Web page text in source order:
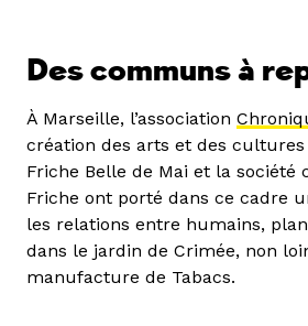
Des communs à
À Marseille, l’association
création des arts et des
Friche Belle de Mai et la société
Friche ont porté dans ce cadre
les relations entre humains,
dans le jardin de Crimée, non
manufacture de Tabacs.